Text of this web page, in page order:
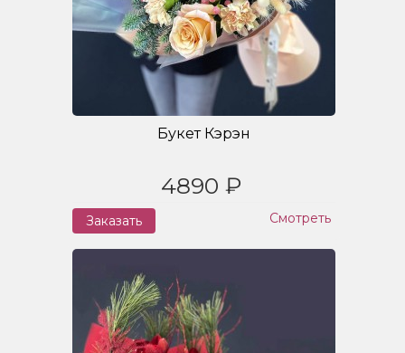
Букет Кэрэн
4890 ₽
Заказать Смотреть